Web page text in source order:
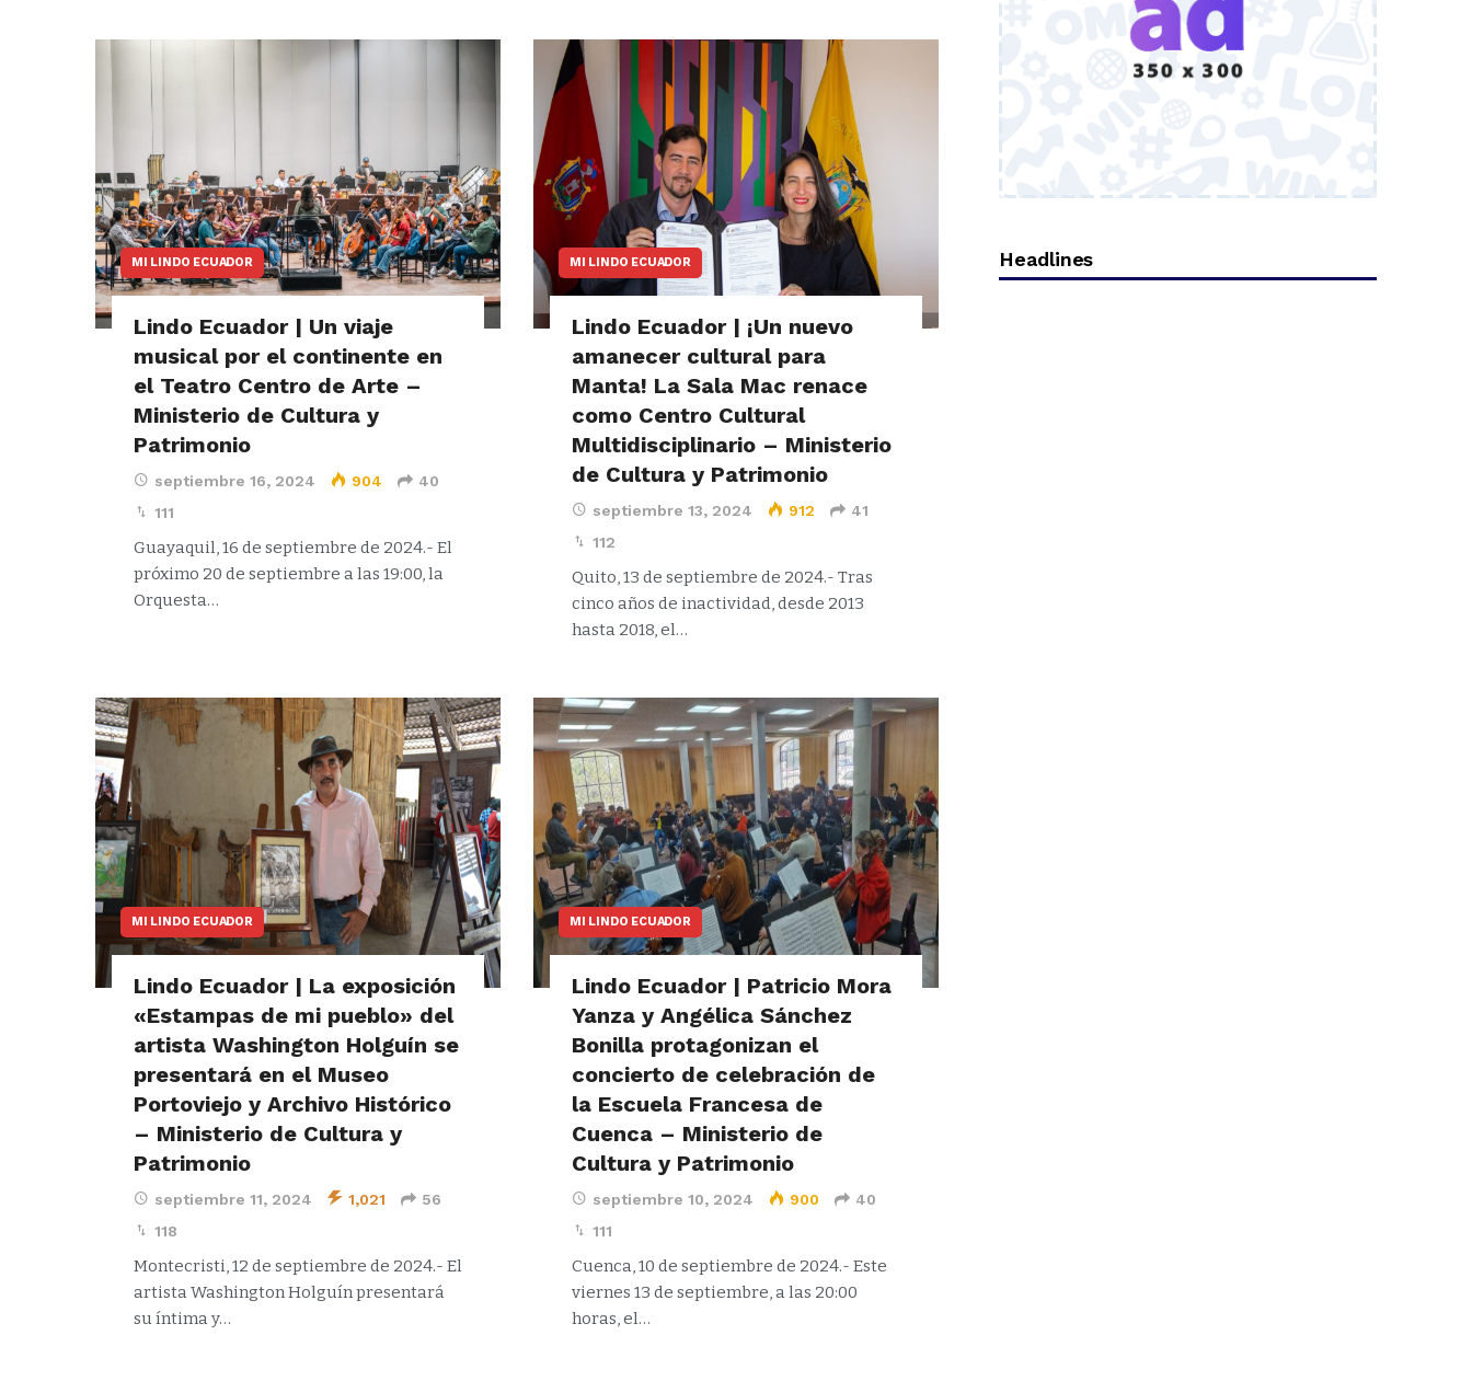
MI LINDO ECUADOR
Lindo Ecuador | Un viaje
musical por el continente en
el Teatro Centro de Arte –
Ministerio de Cultura y
Patrimonio
septiembre 16, 2024 904
40
111
Guayaquil, 16 de septiembre de 2024.- El
próximo 20 de septiembre a las 19:00, la
Orquesta…
MI LINDO ECUADOR
Lindo Ecuador | ¡Un nuevo
amanecer cultural para
Manta! La Sala Mac renace
como Centro Cultural
Multidisciplinario – Ministerio
de Cultura y Patrimonio
septiembre 13, 2024 912
41
112
Quito, 13 de septiembre de 2024.- Tras
cinco años de inactividad, desde 2013
hasta 2018, el…
MI LINDO ECUADOR
Lindo Ecuador | La exposición
«Estampas de mi pueblo» del
artista Washington Holguín se
presentará en el Museo
Portoviejo y Archivo Histórico
– Ministerio de Cultura y
Patrimonio
septiembre 11, 2024 1,021
56
118
Montecristi, 12 de septiembre de 2024.- El
artista Washington Holguín presentará
su íntima y…
MI LINDO ECUADOR
Lindo Ecuador | Patricio Mora
Yanza y Angélica Sánchez
Bonilla protagonizan el
concierto de celebración de
la Escuela Francesa de
Cuenca – Ministerio de
Cultura y Patrimonio
septiembre 10, 2024 900
40
111
Cuenca, 10 de septiembre de 2024.- Este
viernes 13 de septiembre, a las 20:00
horas, el…
Headlines